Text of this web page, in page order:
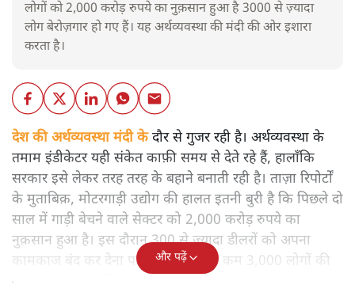
लोगों को 2,000 करोड़ रुपये का नुक़सान हुआ है 3000 से ज़्यादा
लोग बेरोज़गार हो गए हैं। यह अर्थव्यवस्था की मंदी की ओर इशारा
करता है।
देश की अर्थव्यवस्था मंदी केदौर से गुजर रही है। अर्थव्यवस्था के
तमाम इंडीकेटर यही संकेत काफ़ी समय से देते रहे हैं, हालाँकि
सरकार इसे लेकर तरह तरह के बहाने बनाती रही है। ताज़ा रिपोर्टों
के मुताबिक़, मोटरगाड़ी उद्योग की हालत इतनी बुरी है कि पिछले दो
साल में गाड़ी बेचने वाले सेक्टर को 2,000 करोड़ रुपये का
नुक़सान हुआ है। इस दौरान 300 से ज़्यादा डीलरों को अपना
कामकाज बंद कर देना पड़ा है और कम से कम 3,000 लोगों की
नौकरियाँ चली गई हैं।
और पढ़ें